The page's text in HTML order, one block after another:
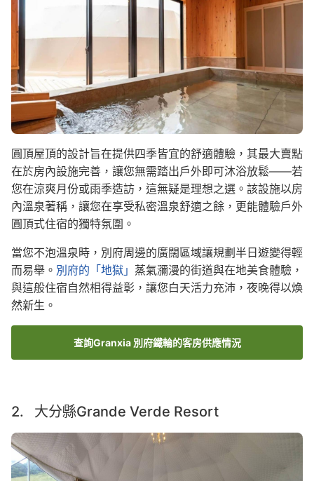
圓頂屋頂的設計旨在提供四季皆宜的舒適體驗，其最大賣點
在於房內設施完善，讓您無需踏出戶外即可沐浴放鬆——若
您在涼爽月份或雨季造訪，這無疑是理想之選。該設施以房
內溫泉著稱，讓您在享受私密溫泉舒適之餘，更能體驗戶外
圓頂式住宿的獨特氛圍。
當您不泡溫泉時，別府周邊的廣闊區域讓規劃半日遊變得輕
而易舉。 別府的「地獄」 蒸氣瀰漫的街道與在地美食體驗，
與這般住宿自然相得益彰，讓您白天活力充沛，夜晚得以煥
然新生。
查詢Granxia 別府鐵輪的客房供應情況
2. 大分縣Grande Verde Resort
Image